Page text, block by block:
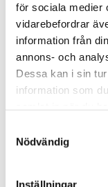
för sociala medier
vidarebefordrar
information från
annons- och
Dessa kan i sin
information som
Nödvändig
Inställningar
Mecmesin
Noggrann och